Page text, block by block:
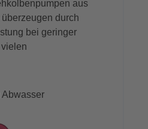
aus
durch
bei geringer